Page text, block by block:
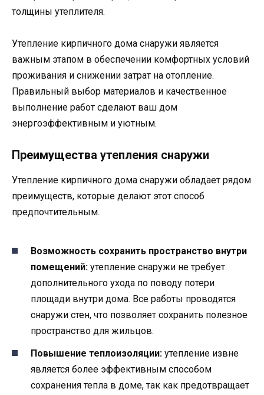
толщины утеплителя.
Утепление кирпичного дома снаружи является
важным этапом в обеспечении комфортных условий
проживания и снижении затрат на отопление.
Правильный выбор материалов и качественное
выполнение работ сделают ваш дом
энергоэффективным и уютным.
Преимущества утепления снаружи
Утепление кирпичного дома снаружи обладает рядом
преимуществ, которые делают этот способ
предпочтительным.
Возможность сохранить пространство внутри
помещений: утепление снаружи не требует
дополнительного ухода по поводу потери
площади внутри дома. Все работы проводятся
снаружи стен, что позволяет сохранить полезное
пространство для жильцов.
Повышение теплоизоляции: утепление извне
является более эффективным способом
сохранения тепла в доме, так как предотвращает